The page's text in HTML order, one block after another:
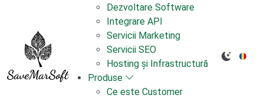
Dezvoltare Software
Integrare API
Servicii Marketing
Servicii SEO
Hosting și Infrastructură
Produse
Ce este Customer